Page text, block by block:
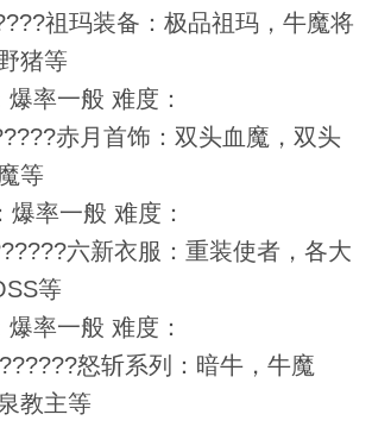
祖玛装备：极品祖玛，牛魔将
猪等
率一般 难度：
赤月首饰：双头血魔，双头
等
率一般 难度：
六新衣服：重装使者，各大
等
率一般 难度：
怒斩系列：暗牛，牛魔
教主等